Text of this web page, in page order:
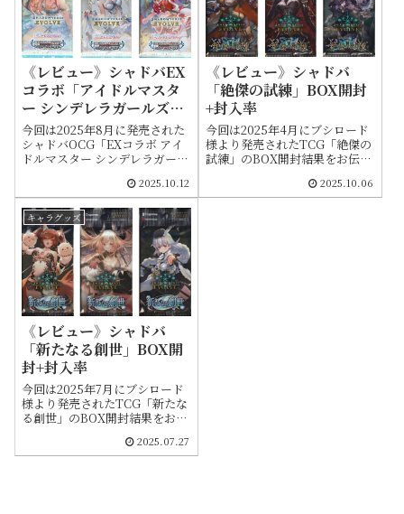
《レビュー》シャドバEX
コラボ「アイドルマスタ
ー シンデレラガールズ」
BOX封入率
今回は2025年8月に発売された
シャドバOCG「EXコラボ アイ
ドルマスター シンデレラガール
ます。箱買いの封入率など何か
の参考になればと思います
2025.10.12
《レビュー》シャドバ
「絶傑の試練」BOX開封
+封入率
今回は2025年4月にブシロード
様より発売されたTCG「絶傑の
試練」のBOX開封結果をお伝え
かの参考になればと思います
2025.10.06
キャラグッズ
《レビュー》シャドバ
「新たなる創世」BOX開
封+封入率
今回は2025年7月にブシロード
様より発売されたTCG「新たな
る創世」のBOX開封結果をお伝
何かの参考になればと思います
2025.07.27